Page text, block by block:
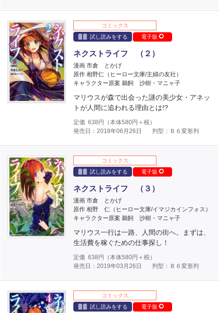
コミックス
試し読みをする
電子版
ネクストライフ （２）
漫画 市倉 とかげ
原作 相野仁（ヒーロー文庫/主婦の友社）
キャラクター原案 鵜飼 沙樹・マニャ子
マリウスが森で出会った謎の美少女・アネッ
トが人間に追われる理由とは!?
定価 638 円（本体580円＋税）
発売日：2018年06月26日
判型：Ｂ６変形判
コミックス
試し読みをする
電子版
ネクストライフ （３）
漫画 市倉 とかげ
原作 相野 仁（ヒーロー文庫/イマジカインフォス）
キャラクター原案 鵜飼 沙樹・マニャ子
マリウス一行は一路、人間の街へ。まずは、
生活費を稼ぐための仕事探し！
定価 638 円（本体580円＋税）
発売日：2019年03月26日
判型：Ｂ６変形判
コミックス
試し読みをする
電子版